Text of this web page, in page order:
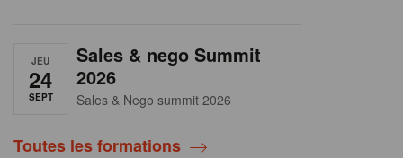
JEU
24
SEPT
Sales & nego Summit
2026
Sales & Nego summit 2026
Toutes les formations